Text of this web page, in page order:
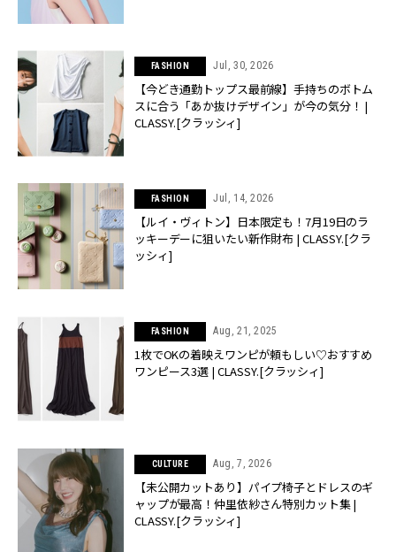
FASHION Jul, 30, 2026
【今どき通勤トップス最前線】手持ちのボトム
スに合う「あか抜けデザイン」が今の気分！ |
CLASSY.[クラッシィ]
FASHION Jul, 14, 2026
【ルイ・ヴィトン】日本限定も！7月19日のラ
ッキーデーに狙いたい新作財布 | CLASSY.[クラ
ッシィ]
FASHION Aug, 21, 2025
1枚でOKの着映えワンピが頼もしい♡おすすめ
ワンピース3選 | CLASSY.[クラッシィ]
CULTURE Aug, 7, 2026
【未公開カットあり】パイプ椅子とドレスのギ
ャップが最高！仲里依紗さん特別カット集 |
CLASSY.[クラッシィ]